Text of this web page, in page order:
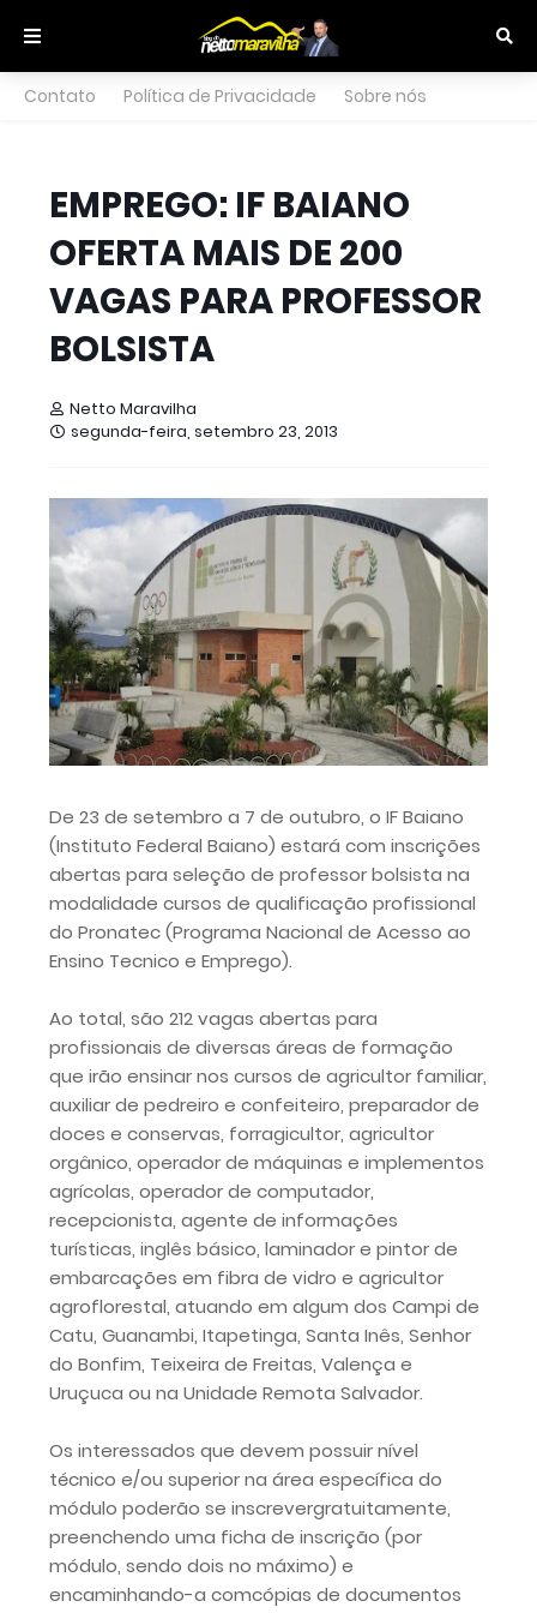
Contato Política de Privacidade Sobre nós
EMPREGO: IF BAIANO
OFERTA MAIS DE 200
VAGAS PARA PROFESSOR
BOLSISTA
Netto Maravilha
segunda-feira, setembro 23, 2013
De 23 de setembro a 7 de outubro, o IF Baiano
(Instituto Federal Baiano) estará com inscrições
abertas para seleção de professor bolsista na
modalidade cursos de qualificação profissional
do Pronatec (Programa Nacional de Acesso ao
Ensino Tecnico e Emprego).
Ao total, são 212 vagas abertas para
profissionais de diversas áreas de formação
que irão ensinar nos cursos de agricultor familiar,
auxiliar de pedreiro e confeiteiro, preparador de
doces e conservas, forragicultor, agricultor
orgânico, operador de máquinas e implementos
agrícolas, operador de computador,
recepcionista, agente de informações
turísticas, inglês básico, laminador e pintor de
embarcações em fibra de vidro e agricultor
agroflorestal, atuando em algum dos Campi de
Catu, Guanambi, Itapetinga, Santa Inês, Senhor
do Bonfim, Teixeira de Freitas, Valença e
Uruçuca ou na Unidade Remota Salvador.
Os interessados que devem possuir nível
técnico e/ou superior na área específica do
módulo poderão se inscrevergratuitamente,
preenchendo uma ficha de inscrição (por
módulo, sendo dois no máximo) e
encaminhando-a comcópias de documentos